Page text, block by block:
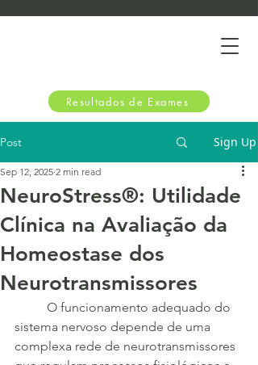
Resultados de Exames
Post Sign Up
NeuroStress®: Utilidade
Clínica na Avaliação da
Homeostase dos
Neurotransmissores
Sep 12, 2025 2 min read
sistema nervoso depende de uma
complexa rede de neurotransmissores